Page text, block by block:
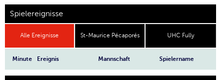
Spielereignisse
Alle Ereignisse St-Maurice Pécaporés UHC Fully
Minute Ereignis Mannschaft Spielername